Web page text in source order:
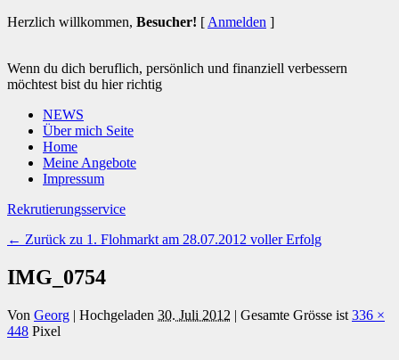
Herzlich willkommen, Besucher! [ Anmelden ]
Wenn du dich beruflich, persönlich und finanziell verbessern
möchtest bist du hier richtig
NEWS
Über mich Seite
Home
Meine Angebote
Impressum
Rekrutierungsservice
← Zurück zu 1. Flohmarkt am 28.07.2012 voller Erfolg
IMG_0754
Von Georg | Hochgeladen 30. Juli 2012 | Gesamte Grösse ist 336 ×
448 Pixel